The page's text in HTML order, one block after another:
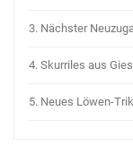
3. Nächster
4. Skurriles aus
5. Neues Löwen-